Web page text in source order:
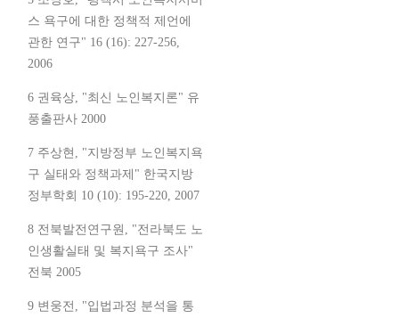
스 욕구에 대한 정책적 제언에
관한 연구" 16 (16): 227-256,
2006
6 권육상, "최신 노인복지론" 유
풍출판사 2000
7 주상현, "지방정부 노인복지욕
구 실태와 정책과제" 한국지방
정부학회 10 (10): 195-220, 2007
8 전북발전연구원, "전라북도 노
인생활실태 및 복지욕구 조사"
전북 2005
9 변웅전, "입법과정 분석을 통